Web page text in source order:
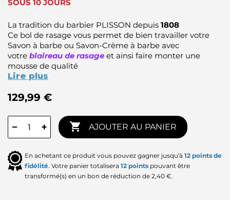
SOUS 10 JOURS
La tradition du barbier PLISSON depuis 1808
Ce bol de rasage vous permet de bien travailler votre
Savon à barbe ou Savon-Crème à barbe avec
votre blaireau de rasage et ainsi faire monter une
mousse de qualité
Lire plus
129,99 €
− +  AJOUTER AU PANIER
En achetant ce produit vous pouvez gagner jusqu'à 12 points de
fidélité. Votre panier totalisera 12 points pouvant être
transformé(s) en un bon de réduction de 2,40 €.